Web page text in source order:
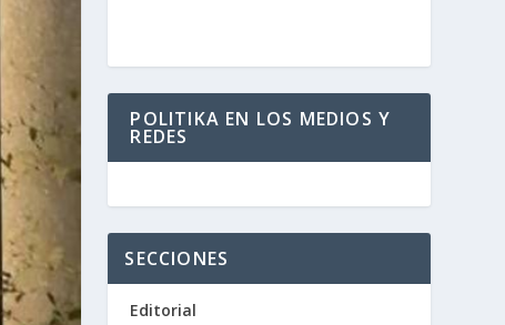
POLITIKA EN LOS MEDIOS Y
REDES
SECCIONES
Editorial